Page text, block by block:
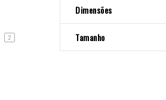
Dimensões
Tamanho
2